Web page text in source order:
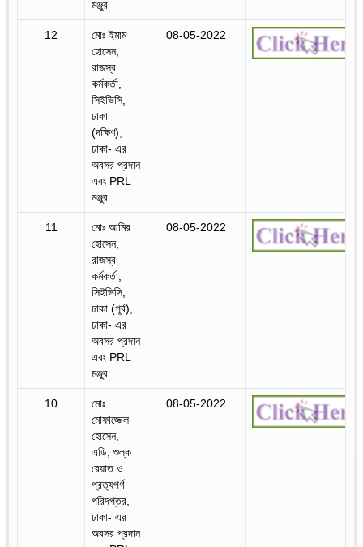
মঞ্জুর
12
মোঃ ইমাম
হোসেন,
রাজস্ব
কর্মকর্তা,
সিইভিসি,
ঢাকা
(দক্ষিণ),
ঢাকা- এর
অবসর প্রদান
এবং PRL
মঞ্জুর
08-05-2022
11
মোঃ আমির
হোসেন,
রাজস্ব
কর্মকর্তা,
সিইভিসি,
ঢাকা (পূর্ব),
ঢাকা- এর
অবসর প্রদান
এবং PRL
মঞ্জুর
08-05-2022
10
মোঃ
মোফাজ্জেল
হোসেন,
এডি, শুল্ক
রেয়াত ও
প্রত্যপর্ণ
পরিদপ্তর,
ঢাকা- এর
অবসর প্রদান
08-05-2022